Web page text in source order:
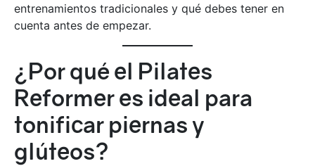
entrenamientos tradicionales y qué debes tener en
cuenta antes de empezar.
¿Por qué el Pilates
Reformer es ideal para
tonificar piernas y
glúteos?